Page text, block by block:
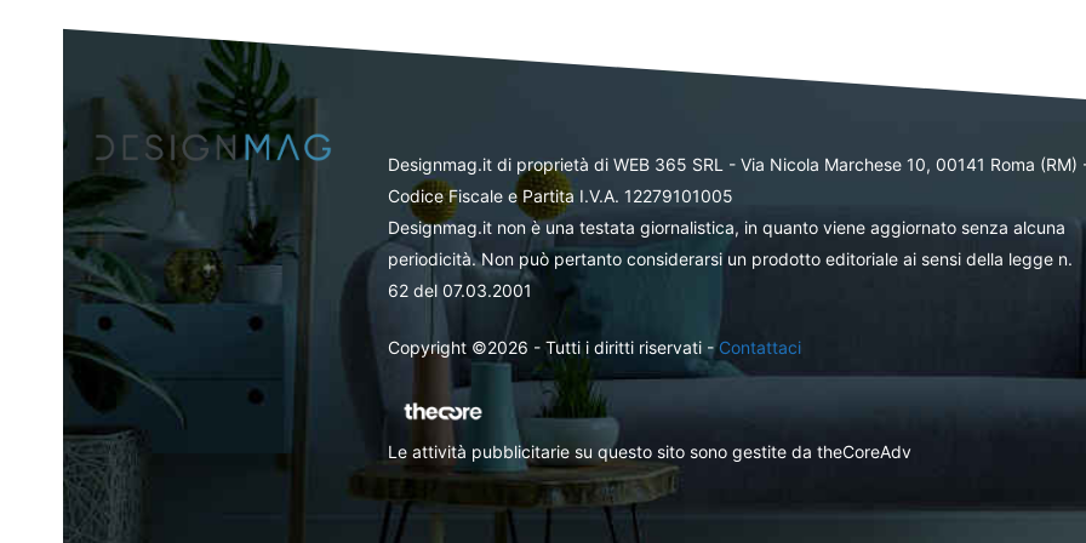
Designmag.it di proprietà di WEB 365 SRL - Via Nicola Marchese 10, 00141 Roma (RM)
Codice Fiscale e Partita I.V.A. 12279101005
Designmag.it non è una testata giornalistica, in quanto viene aggiornato senza alcuna
periodicità. Non può pertanto considerarsi un prodotto editoriale ai sensi della legge n.
62 del 07.03.2001
Copyright ©2026 - Tutti i diritti riservati -Contattaci
Le attività pubblicitarie su questo sito sono gestite da theCoreAdv